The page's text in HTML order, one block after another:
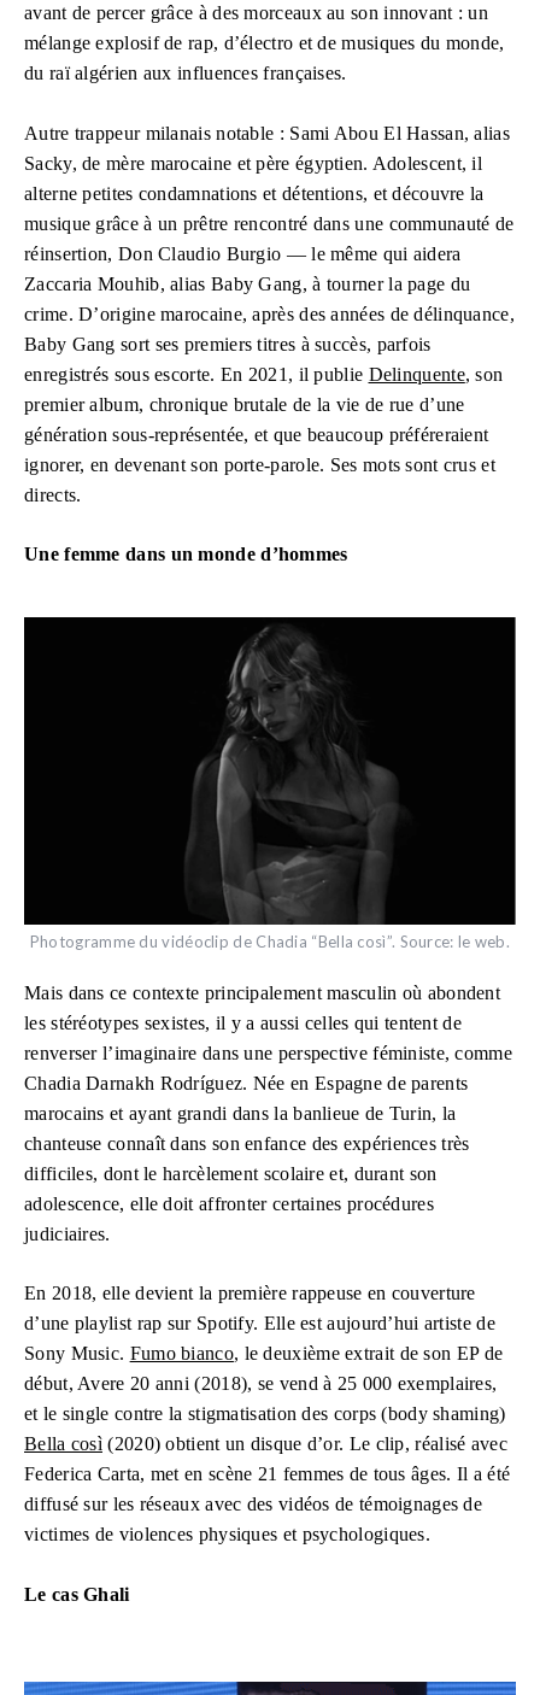
avant de percer grâce à des morceaux au son innovant : un
mélange explosif de rap, d’électro et de musiques du monde,
du raï algérien aux influences françaises.
Autre trappeur milanais notable : Sami Abou El Hassan, alias
Sacky, de mère marocaine et père égyptien. Adolescent, il
alterne petites condamnations et détentions, et découvre la
musique grâce à un prêtre rencontré dans une communauté de
réinsertion, Don Claudio Burgio — le même qui aidera
Zaccaria Mouhib, alias Baby Gang, à tourner la page du
crime. D’origine marocaine, après des années de délinquance,
Baby Gang sort ses premiers titres à succès, parfois
enregistrés sous escorte. En 2021, il publie Delinquente, son
premier album, chronique brutale de la vie de rue d’une
génération sous-représentée, et que beaucoup préféreraient
ignorer, en devenant son porte-parole. Ses mots sont crus et
directs.
Une femme dans un monde d’hommes
Photogramme du vidéoclip de Chadia “Bella così”. Source: le web.
Mais dans ce contexte principalement masculin où abondent
les stéréotypes sexistes, il y a aussi celles qui tentent de
renverser l’imaginaire dans une perspective féministe, comme
Chadia Darnakh Rodríguez. Née en Espagne de parents
marocains et ayant grandi dans la banlieue de Turin, la
chanteuse connaît dans son enfance des expériences très
difficiles, dont le harcèlement scolaire et, durant son
adolescence, elle doit affronter certaines procédures
judiciaires.
En 2018, elle devient la première rappeuse en couverture
d’une playlist rap sur Spotify. Elle est aujourd’hui artiste de
Sony Music. Fumo bianco, le deuxième extrait de son EP de
début, Avere 20 anni (2018), se vend à 25 000 exemplaires,
et le single contre la stigmatisation des corps (body shaming)
Bella così (2020) obtient un disque d’or. Le clip, réalisé avec
Federica Carta, met en scène 21 femmes de tous âges. Il a été
diffusé sur les réseaux avec des vidéos de témoignages de
victimes de violences physiques et psychologiques.
Le cas Ghali